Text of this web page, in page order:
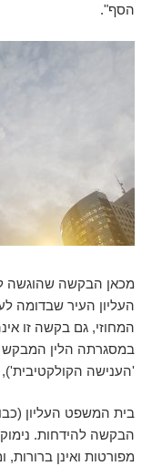
הסף".
מכאן הבקשה שהוגשה
העליון העיר שבדומה
המחוזי, גם בקשה זו
במסגרתה הלין
'הענישה
בית המשפט העליון
הבקשה להידחות.
מפורטות ואינן ברורות,